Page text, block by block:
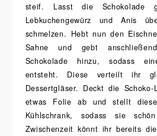
steif. Lasst die Schokolade
Lebkuchengewürz und Anis
schmelzen. Hebt nun den
Sahne und gebt
Schokolade hinzu, sodass
entsteht. Diese verteilt ihr
Dessertgläser. Deckt die Schoko-
etwas Folie ab und stellt
Kühlschrank, sodass sie
Zwischenzeit könnt ihr bereits